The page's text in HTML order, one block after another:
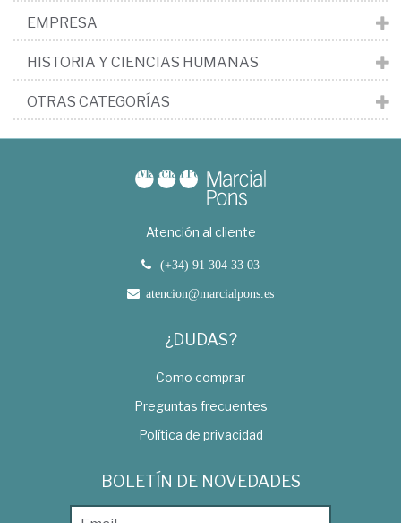
EMPRESA
HISTORIA Y CIENCIAS HUMANAS
OTRAS CATEGORÍAS
Atención al cliente
(+34) 91 304 33 03
atencion@marcialpons.es
¿DUDAS?
Como comprar
Preguntas frecuentes
Política de privacidad
BOLETÍN DE NOVEDADES